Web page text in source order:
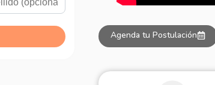
Agenda tu Postulación